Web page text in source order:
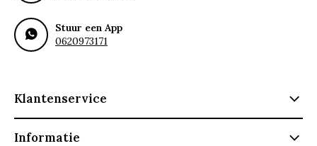
Stuur een App
0620973171
Klantenservice
Informatie